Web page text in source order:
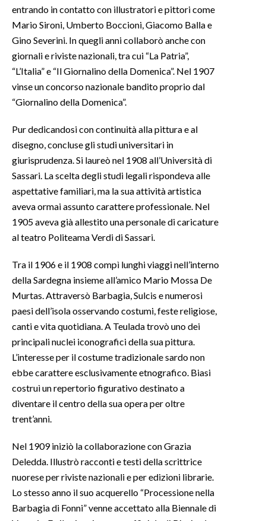
ABBONATI
ANNUNCI
NECROLOGI
PUBBLICITÀ
STORE
entrando in contatto con illustratori e pittori come
Mario Sironi, Umberto Boccioni, Giacomo Balla e
Gino Severini. In quegli anni collaborò anche con
giornali e riviste nazionali, tra cui “La Patria”,
“L’Italia” e “Il Giornalino della Domenica”. Nel 1907
vinse un concorso nazionale bandito proprio dal
“Giornalino della Domenica”.
Pur dedicandosi con continuità alla pittura e al
disegno, concluse gli studi universitari in
giurisprudenza. Si laureò nel 1908 all’Università di
Sassari. La scelta degli studi legali rispondeva alle
aspettative familiari, ma la sua attività artistica
aveva ormai assunto carattere professionale. Nel
1905 aveva già allestito una personale di caricature
al teatro Politeama Verdi di Sassari.
Tra il 1906 e il 1908 compì lunghi viaggi nell’interno
della Sardegna insieme all’amico Mario Mossa De
Murtas. Attraversò Barbagia, Sulcis e numerosi
paesi dell’isola osservando costumi, feste religiose,
canti e vita quotidiana. A Teulada trovò uno dei
principali nuclei iconografici della sua pittura.
L’interesse per il costume tradizionale sardo non
ebbe carattere esclusivamente etnografico. Biasi
costruì un repertorio figurativo destinato a
diventare il centro della sua opera per oltre
trent’anni.
Nel 1909 iniziò la collaborazione con Grazia
Deledda. Illustrò racconti e testi della scrittrice
nuorese per riviste nazionali e per edizioni librarie.
Lo stesso anno il suo acquerello “Processione nella
Barbagia di Fonni” venne accettato alla Biennale di